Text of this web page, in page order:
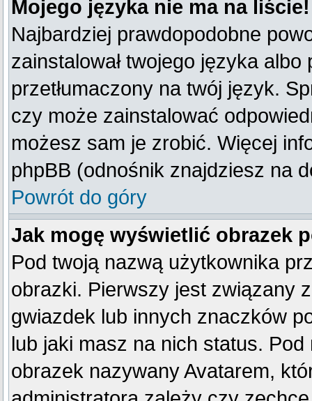
Mojego języka nie ma na liście!
Najbardziej prawdopodobne
zainstalował twojego języka
przetłumaczony na twój język.
czy może zainstalować
możesz sam je zrobić. Więcej
phpBB (odnośnik znajdziesz na
Powrót do góry
Jak mogę wyświetlić obrazek
Pod twoją nazwą użytkownika
obrazki. Pierwszy jest związany
gwiazdek lub innych znaczków
lub jaki masz na nich status.
obrazek nazywany Avatarem,